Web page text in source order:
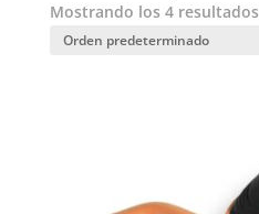
Mostrando los 4 resultados